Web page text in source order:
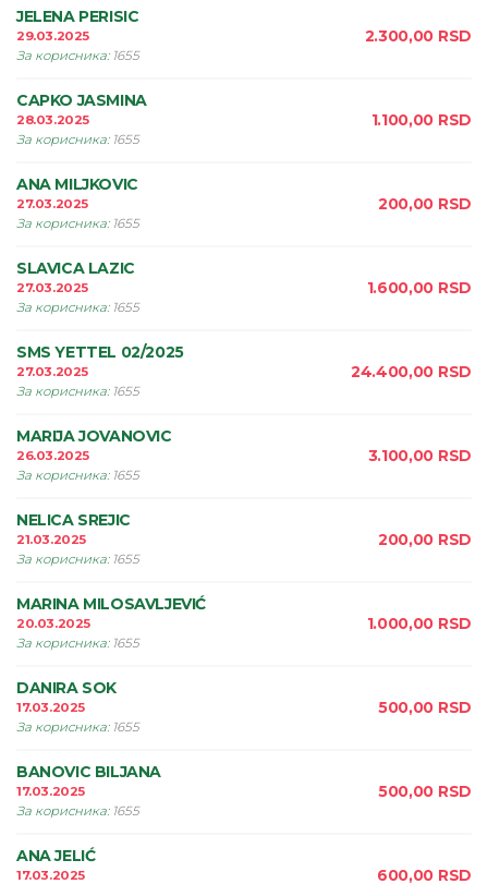
JELENA PERISIC
29.03.2025
За корисника: 1655
2.300,00 RSD
CAPKO JASMINA
28.03.2025
За корисника: 1655
1.100,00 RSD
ANA MILJKOVIC
27.03.2025
За корисника: 1655
200,00 RSD
SLAVICA LAZIC
27.03.2025
За корисника: 1655
1.600,00 RSD
SMS YETTEL 02/2025
27.03.2025
За корисника: 1655
24.400,00 RSD
MARIJA JOVANOVIC
26.03.2025
За корисника: 1655
3.100,00 RSD
NELICA SREJIC
21.03.2025
За корисника: 1655
200,00 RSD
MARINA MILOSAVLJEVIĆ
20.03.2025
За корисника: 1655
1.000,00 RSD
DANIRA SOK
17.03.2025
За корисника: 1655
500,00 RSD
BANOVIC BILJANA
17.03.2025
За корисника: 1655
500,00 RSD
ANA JELIĆ
17.03.2025 600,00 RSD